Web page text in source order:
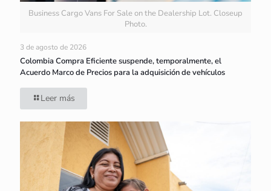
Business Cargo Vans For Sale on the Dealership Lot. Closeup
Photo.
3 de agosto de 2026
Colombia Compra Eficiente suspende, temporalmente, el
Acuerdo Marco de Precios para la adquisición de vehículos
Leer más